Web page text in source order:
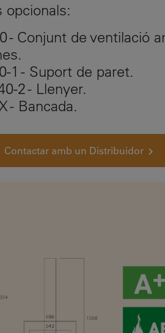
opcionals:
- Conjunt de ventilació
1 - Suport de paret.
2 - Llenyer.
- Bancada.
Contactar amb un Distribuidor